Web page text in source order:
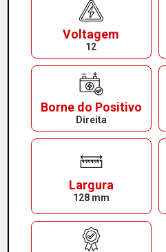
Voltagem
12
Borne do Positivo
Direita
Largura
128 mm